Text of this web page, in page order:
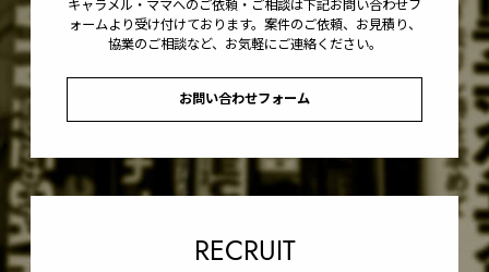
キャラメル・ママへのご依頼・ご相談は下記お問い合わせフ
ォームより受け付けております。案件のご依頼、お見積り、
協業のご相談など、お気軽にご連絡ください。
お問い合わせフォーム
RECRUIT